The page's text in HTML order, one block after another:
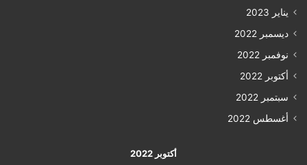
يناير 2023
ديسمبر 2022
نوفمبر 2022
أكتوبر 2022
سبتمبر 2022
أغسطس 2022
أكتوبر 2022